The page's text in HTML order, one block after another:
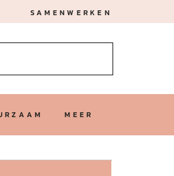
SAMENWERKEN
MEER